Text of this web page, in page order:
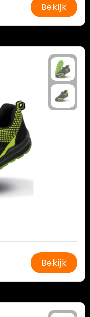
Bekijk
Bekijk